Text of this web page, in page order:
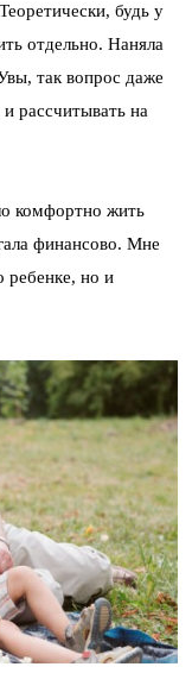
будь у
отдельно. Наняла
так вопрос даже
рассчитывать на
комфортно жить
финансово. Мне
ребенке, но и